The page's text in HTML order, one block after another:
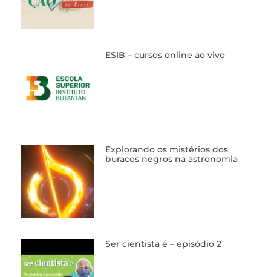
ESIB – cursos online ao vivo
Explorando os mistérios dos
buracos negros na astronomia
Ser cientista é – episódio 2